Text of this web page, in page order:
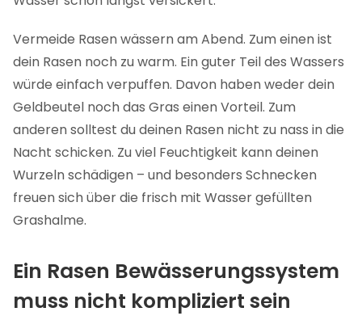
Vermeide Rasen wässern am Abend. Zum einen ist
dein Rasen noch zu warm. Ein guter Teil des Wassers
würde einfach verpuffen. Davon haben weder dein
Geldbeutel noch das Gras einen Vorteil. Zum
anderen solltest du deinen Rasen nicht zu nass in die
Nacht schicken. Zu viel Feuchtigkeit kann deinen
Wurzeln schädigen – und besonders Schnecken
freuen sich über die frisch mit Wasser gefüllten
Grashalme.
Ein Rasen Bewässerungssystem
muss nicht kompliziert sein